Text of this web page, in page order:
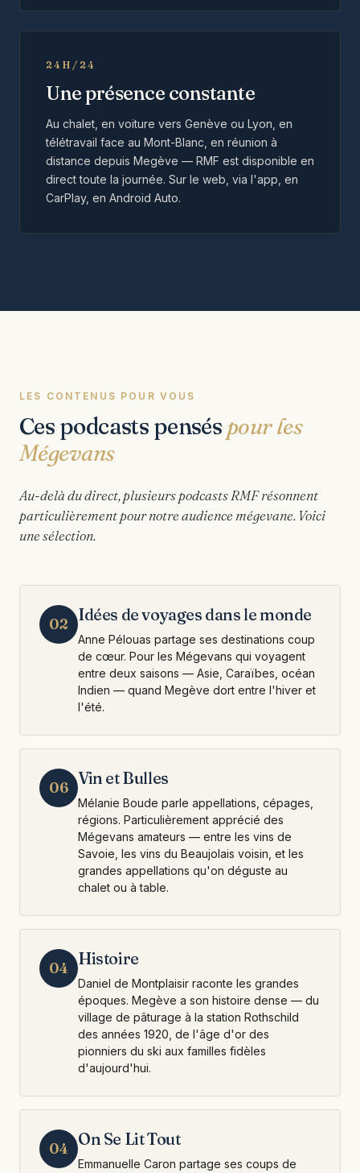
24H/24
Une présence constante
Au chalet, en voiture vers Genève ou Lyon, en
télétravail face au Mont-Blanc, en réunion à
distance depuis Megève — RMF est disponible en
direct toute la journée. Sur le web, via l'app, en
CarPlay, en Android Auto.
LES CONTENUS POUR VOUS
Ces podcasts pensés pour les
Mégevans
Au-delà du direct, plusieurs podcasts RMF résonnent
particulièrement pour notre audience mégevane. Voici
une sélection.
02 Idées de voyages dans le monde
Anne Pélouas partage ses destinations coup
de cœur. Pour les Mégevans qui voyagent
entre deux saisons — Asie, Caraïbes, océan
Indien — quand Megève dort entre l'hiver et
l'été.
06 Vin et Bulles
Mélanie Boude parle appellations, cépages,
régions. Particulièrement apprécié des
Mégevans amateurs — entre les vins de
Savoie, les vins du Beaujolais voisin, et les
grandes appellations qu'on déguste au
chalet ou à table.
04 Histoire
Daniel de Montplaisir raconte les grandes
époques. Megève a son histoire dense — du
village de pâturage à la station Rothschild
des années 1920, de l'âge d'or des
pionniers du ski aux familles fidèles
d'aujourd'hui.
04 On Se Lit Tout
Emmanuelle Caron partage ses coups de